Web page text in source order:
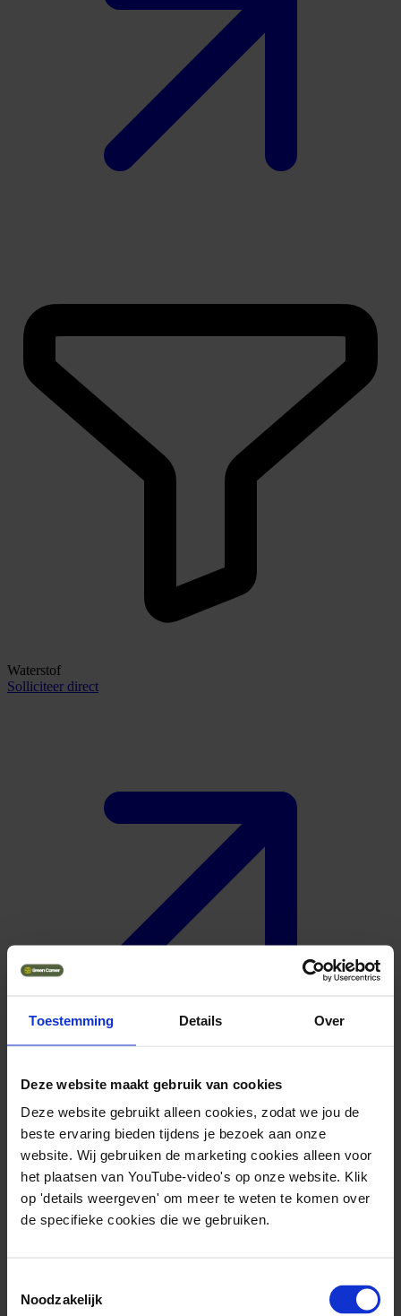
Toestemming Details Over
Deze website maakt gebruik van cookies
Deze website gebruikt alleen cookies, zodat we jou de
beste ervaring bieden tijdens je bezoek aan onze
website. Wij gebruiken de marketing cookies alleen voor
het plaatsen van YouTube-video's op onze website. Klik
op 'details weergeven' om meer te weten te komen over
de specifieke cookies die we gebruiken.
Noodzakelijk
Waterstof
Solliciteer direct
Meer over Resato
Geuniformeerd